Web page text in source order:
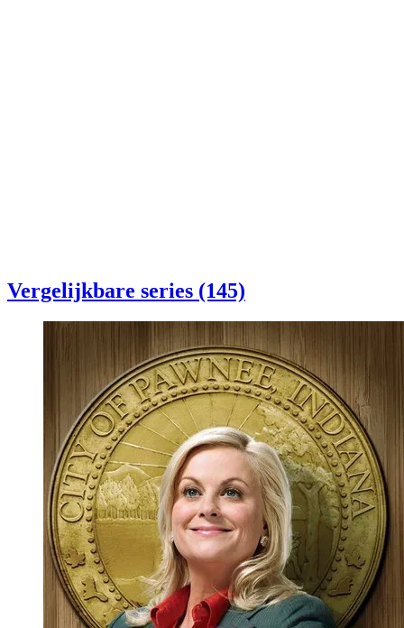
Vergelijkbare series (145)